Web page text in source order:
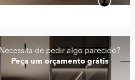
Necessita de pedir algo parecido?
Peça um orçamento grátis